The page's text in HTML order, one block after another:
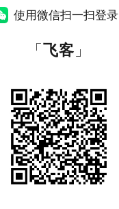
使用微信扫一扫登录
「飞客 」